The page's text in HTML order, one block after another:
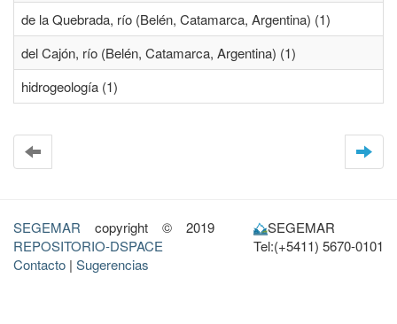
de la Quebrada, río (Belén, Catamarca, Argentina) (1)
del Cajón, río (Belén, Catamarca, Argentina) (1)
hidrogeología (1)
SEGEMAR copyright © 2019
REPOSITORIO-DSPACE
Contacto | Sugerencias
SEGEMAR
Tel:(+5411) 5670-0101